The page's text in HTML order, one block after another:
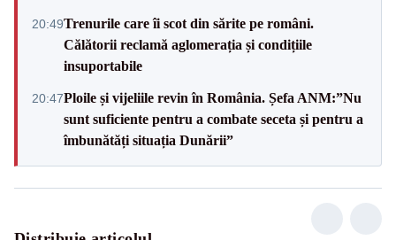
20:49Trenurile care îi scot din sărite pe români.
Călătorii reclamă aglomerația și condițiile
insuportabile
20:47Ploile și vijeliile revin în România. Șefa ANM:”Nu
sunt suficiente pentru a combate seceta și pentru a
îmbunătăți situația Dunării”